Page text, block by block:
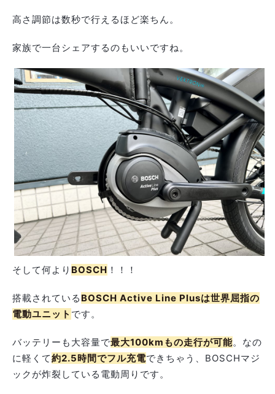
高さ調節は数秒で行えるほど楽ちん。
家族で一台シェアするのもいいですね。
そして何より BOSCH ！！！
搭載されている BOSCH Active Line Plusは世界屈指の
電動ユニット です。
バッテリーも大容量で最大100kmもの走行が可能。なの
に軽くて約2.5時間でフル充電できちゃう、BOSCHマジ
ックが炸裂している電動周りです。